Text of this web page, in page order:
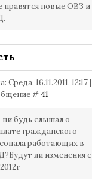
нравятся новые ОВЗ и
Среда, 16.11.2011, 12:17 |
#41
ни будь слышал о
гражданского
работающих в
ли изменения с